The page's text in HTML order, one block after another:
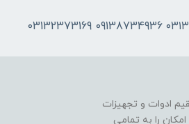
ادوات و تجهیزات
را به تمامی